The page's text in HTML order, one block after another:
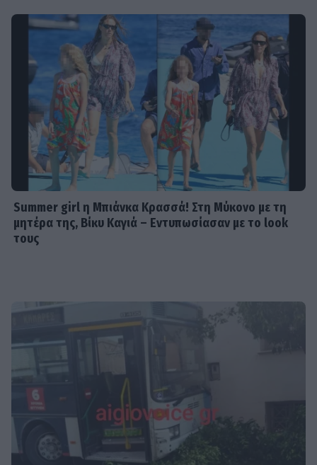
Summer girl η Μπιάνκα Κρασσά! Στη Μύκονο με τη
μητέρα της, Βίκυ Καγιά – Εντυπωσίασαν με το look
τους